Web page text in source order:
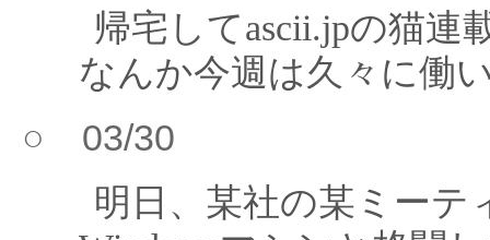
帰宅してascii.jpの猫連
なんか今週は久々に働
○ 03/30
明日、某社の某ミーテ